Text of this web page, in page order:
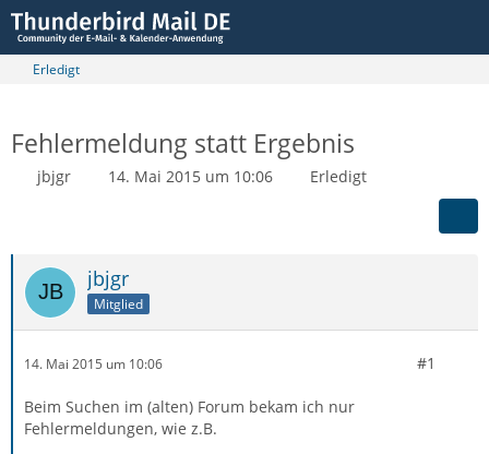
Erledigt
Fehlermeldung statt Ergebnis
jbjgr 14. Mai 2015 um 10:06 Erledigt
jbjgr
Mitglied
14. Mai 2015 um 10:06 #1
Beim Suchen im (alten) Forum bekam ich nur
Fehlermeldungen, wie z.B.